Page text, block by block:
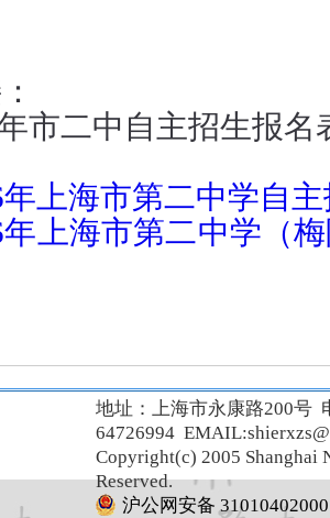
市二中自主招生报名
年上海市第二中学自
年上海市第二中学（
地址：上海市永康路200号
64726994
Copyright(c) 2005 Shanghai
Reserved.
沪公网安备